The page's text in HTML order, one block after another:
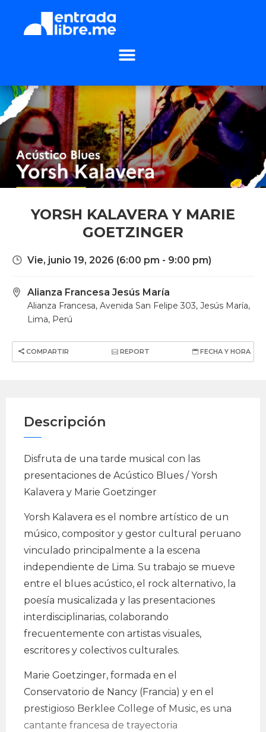
YORSH KALAVERA Y MARIE
GOETZINGER
Vie, junio 19, 2026 (6:00 pm - 9:00 pm)
Alianza Francesa Jesús María
Alianza Francesa, Avenida San Felipe 303, Jesús María,
Lima, Perú
COMPARTIR REPORT FECHA Y HORA
Descripción
Disfruta de una tarde musical con las
presentaciones de Acústico Blues / Yorsh
Kalavera y Marie Goetzinger
Yorsh Kalavera es el nombre artístico de un
músico, compositor y gestor cultural peruano
vinculado principalmente a la escena
independiente de Lima. Su trabajo se mueve
entre el blues acústico, el rock alternativo, la
poesía musicalizada y las presentaciones
interdisciplinarias, colaborando
frecuentemente con artistas visuales,
escritores y colectivos culturales.
Marie Goetzinger, formada en el
Conservatorio de Nancy (Francia) y en el
prestigioso Berklee College of Music, es una
cantante francesa de trayectoria